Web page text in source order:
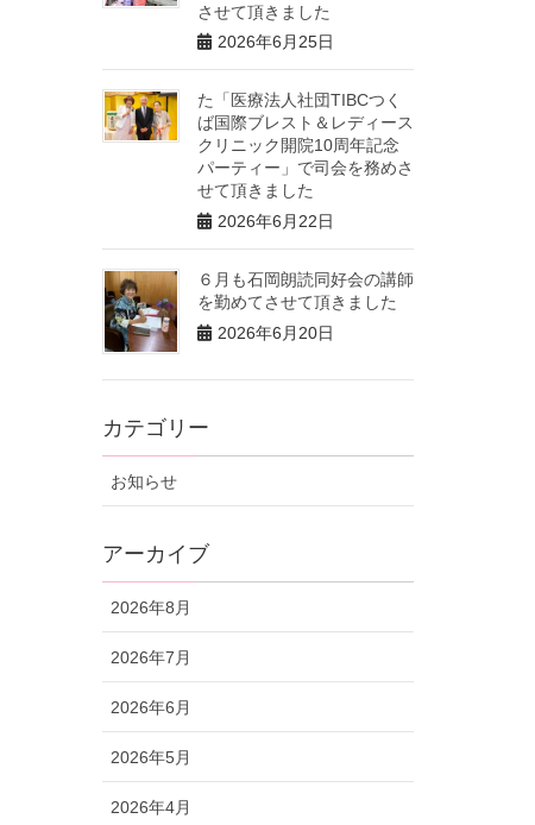
させて頂きました
2026年6月25日
た「医療法人社団TIBCつく
ば国際ブレスト＆レディース
クリニック開院10周年記念
パーティー」で司会を務めさ
せて頂きました
2026年6月22日
６月も石岡朗読同好会の講師
を勤めてさせて頂きました
2026年6月20日
カテゴリー
お知らせ
アーカイブ
2026年8月
2026年7月
2026年6月
2026年5月
2026年4月